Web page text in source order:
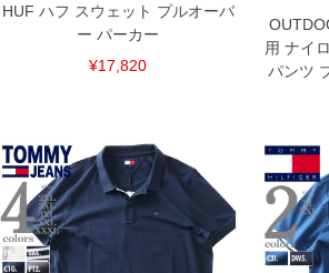
COLOR VARIATION
HUF ハフ スウェット プルオーバ
ー パーカー
¥17,820
用 ナイ
パンツ